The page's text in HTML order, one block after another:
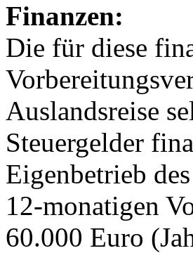
Finanzen:
Die für diese
Auslandsreise
Steuergelder
Eigenbetrieb
12-monatigen
60.000 Euro